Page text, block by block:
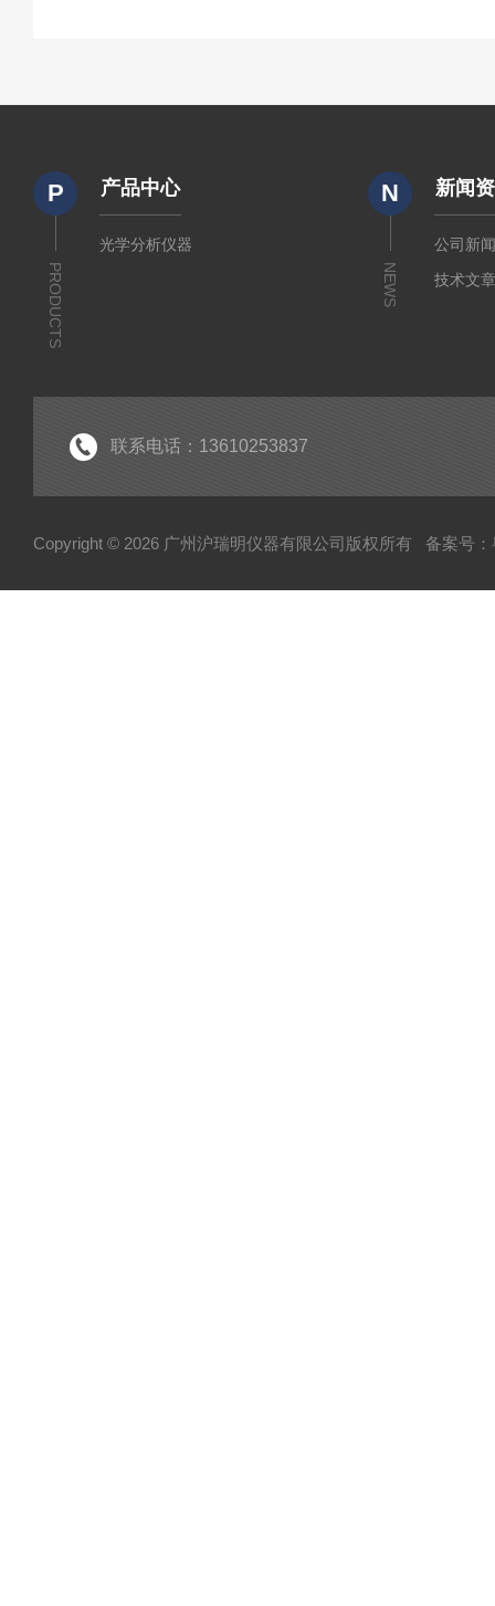
P
PRODUCTS
产品中心
光学分析仪器
N
NEWS
新闻
公司新
技术文
联系电话：13610253837
Copyright © 2026 广州沪瑞明仪器有限公司版权所有 备案号